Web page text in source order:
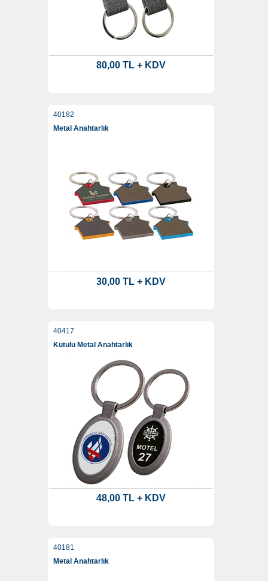
80,00 TL + KDV
40182
Metal Anahtarlık
30,00 TL + KDV
40417
Kutulu Metal Anahtarlık
48,00 TL + KDV
40181
Metal Anahtarlık